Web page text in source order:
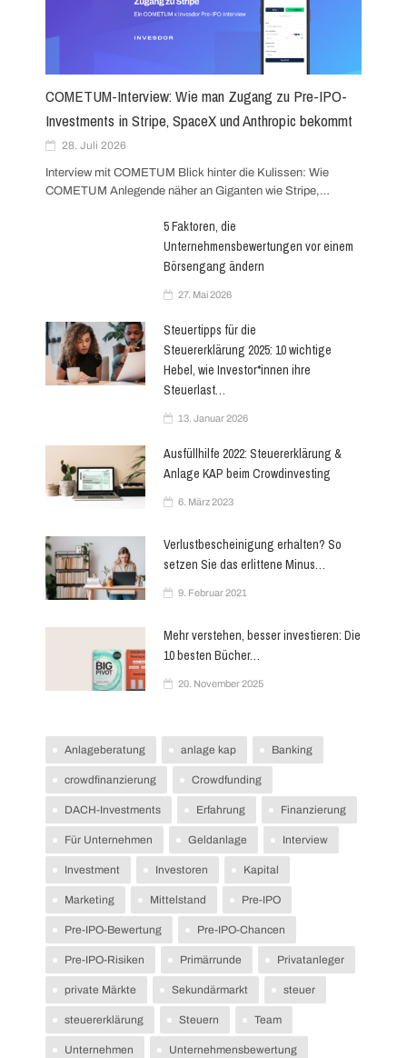
a
v
i
g
a
o
n
COMETUM-Interview: Wie man Zugang zu Pre-IPO-
Investments in Stripe, SpaceX und Anthropic bekommt
28. Juli 2026
Interview mit COMETUM Blick hinter die Kulissen: Wie
COMETUM Anlegende näher an Giganten wie Stripe,…
5 Faktoren, die
Unternehmensbewertungen vor einem
Börsengang ändern
27. Mai 2026
Steuertipps für die
Steuererklärung 2025: 10 wichtige
Hebel, wie Investor*innen ihre
Steuerlast…
13. Januar 2026
Ausfüllhilfe 2022: Steuererklärung &
Anlage KAP beim Crowdinvesting
6. März 2023
Verlustbescheinigung erhalten? So
setzen Sie das erlittene Minus…
9. Februar 2021
Mehr verstehen, besser investieren: Die
10 besten Bücher…
20. November 2025
Anlageberatung anlage kap Banking
crowdfinanzierung Crowdfunding
DACH-Investments Erfahrung Finanzierung
Für Unternehmen Geldanlage Interview
Investment Investoren Kapital
Marketing Mittelstand Pre-IPO
Pre-IPO-Bewertung Pre-IPO-Chancen
Pre-IPO-Risiken Primärrunde Privatanleger
private Märkte Sekundärmarkt steuer
steuererklärung Steuern Team
Unternehmen Unternehmensbewertung